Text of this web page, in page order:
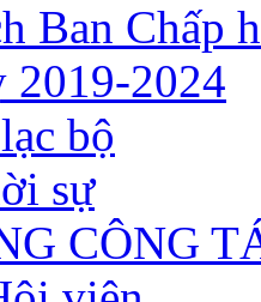
Ban Chấp
2019-2024
bộ
sự
CÔNG